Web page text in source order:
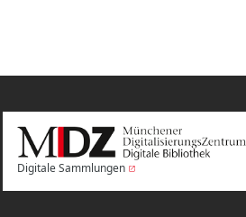
Digitale Sammlungen